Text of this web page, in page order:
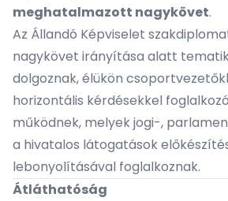
meghatalmazott nagykövet.
Az Állandó Képviselet
nagykövet irányítása alatt
dolgoznak, élükön
horizontális kérdésekkel
működnek, melyek jogi-,
a hivatalos látogatások
lebonyolításával foglalkoznak.
Átláthatóság